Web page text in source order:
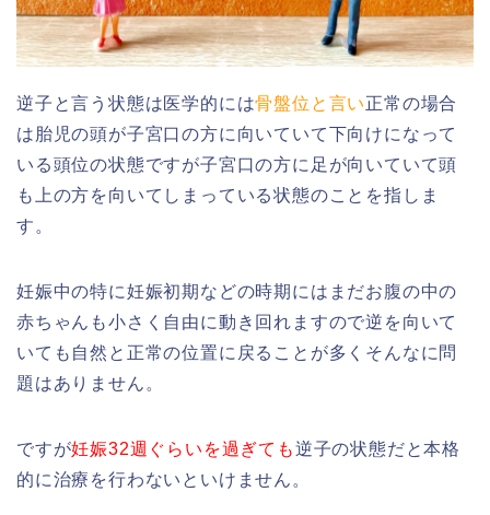
逆子と言う状態は医学的には骨盤位と言い正常の場合
は胎児の頭が子宮口の方に向いていて下向けになって
いる頭位の状態ですが子宮口の方に足が向いていて頭
も上の方を向いてしまっている状態のことを指しま
す。
妊娠中の特に妊娠初期などの時期にはまだお腹の中の
赤ちゃんも小さく自由に動き回れますので逆を向いて
いても自然と正常の位置に戻ることが多くそんなに問
題はありません。
ですが妊娠32週ぐらいを過ぎても逆子の状態だと本格
的に治療を行わないといけません。